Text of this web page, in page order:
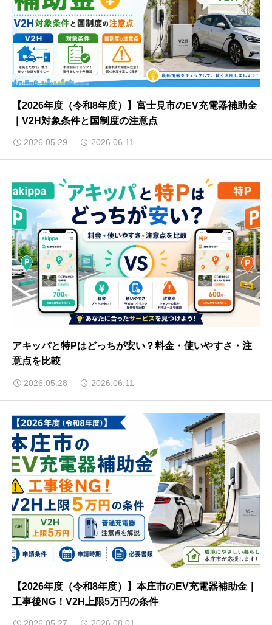
【2026年度（令和8年度）】富士見市のEV充電器補助金
｜V2H対象条件と国制度の注意点
2026.05.29 2026.06.11
アキッパと特Pはどっちが安い？料金・使いやすさ・注
意点を比較
2026.05.28 2026.06.11
【2026年度（令和8年度）】本庄市のEV充電器補助金｜
工事後NG！V2H上限5万円の条件